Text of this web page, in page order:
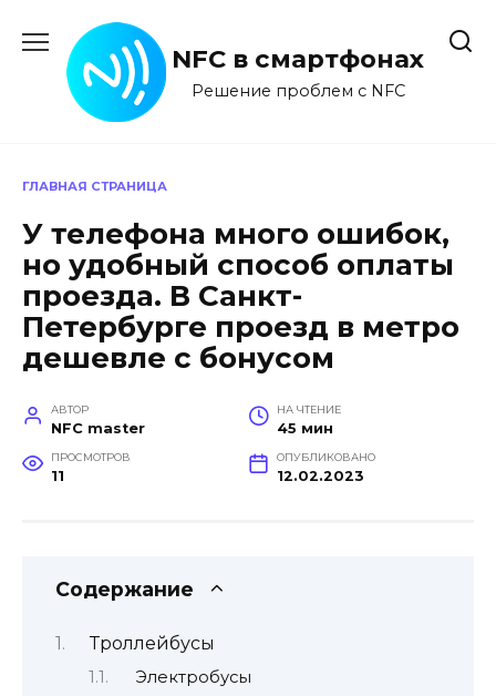
содержанию
NFC в смартфонах
Решение проблем с NFC
ГЛАВНАЯ СТРАНИЦА
У телефона много ошибок,
но удобный способ оплаты
проезда. В Санкт-
Петербурге проезд в метро
дешевле с бонусом
АВТОР
NFC master
НА ЧТЕНИЕ
45 мин
ПРОСМОТРОВ
11
ОПУБЛИКОВАНО
12.02.2023
Содержание
Троллейбусы
Электробусы